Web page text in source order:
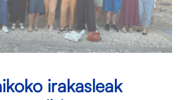
irakasleak